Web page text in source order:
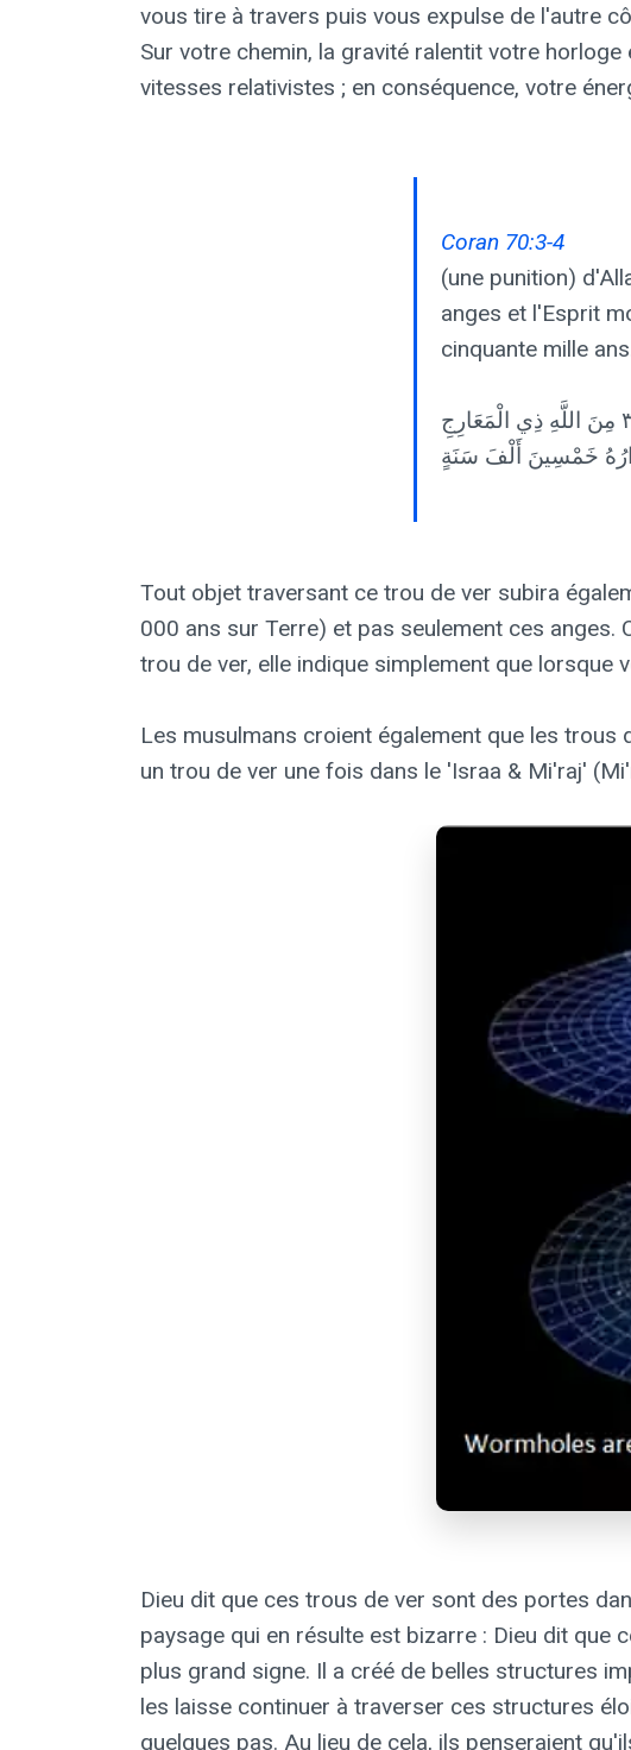
vous tire à travers puis vous expulse de l'autre
Sur votre chemin, la gravité ralentit votre
vitesses relativistes ; en conséquence, votre
Coran 70:3-4
(une punition)
anges et l'Esprit
cinquante mille
الْمَعَارِجِ
Tout objet traversant ce trou de ver subira
000 ans sur Terre) et pas seulement ces
trou de ver, elle indique simplement que lorsque
Les musulmans croient également que les
Dieu dit que ces trous de ver sont des portes
paysage qui en résulte est bizarre : Dieu dit que
plus grand signe. Il a créé de belles structures
les laisse continuer à traverser ces structures
quelques pas. Au lieu de cela, ils penseraient